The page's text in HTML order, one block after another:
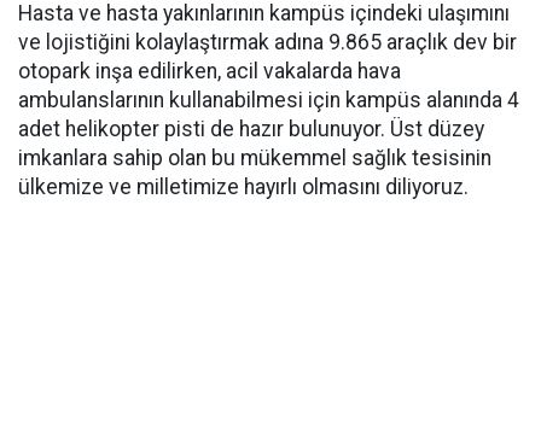
Hasta ve hasta yakınlarının kampüs içindeki ulaşımını
ve lojistiğini kolaylaştırmak adına 9.865 araçlık dev bir
otopark inşa edilirken, acil vakalarda hava
ambulanslarının kullanabilmesi için kampüs alanında 4
adet helikopter pisti de hazır bulunuyor. Üst düzey
imkanlara sahip olan bu mükemmel sağlık tesisinin
ülkemize ve milletimize hayırlı olmasını diliyoruz.